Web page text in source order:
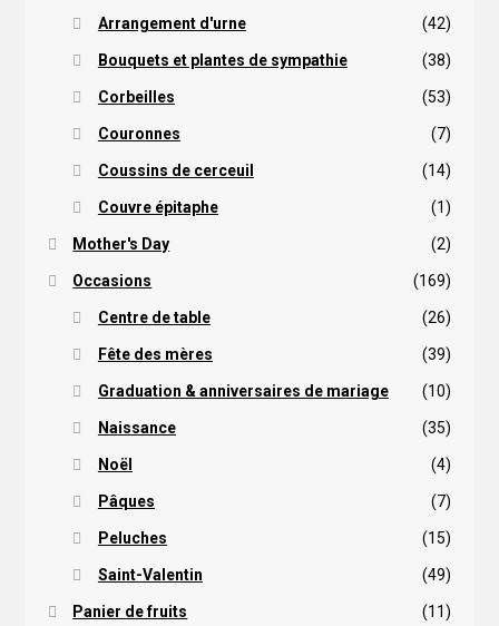
Arrangement d'urne (42)
Bouquets et plantes de sympathie (38)
Corbeilles (53)
Couronnes (7)
Coussins de cerceuil (14)
Couvre épitaphe (1)
Mother's Day (2)
Occasions (169)
Centre de table (26)
Fête des mères (39)
Graduation & anniversaires de mariage (10)
Naissance (35)
Noël (4)
Pâques (7)
Peluches (15)
Saint-Valentin (49)
Panier de fruits (11)